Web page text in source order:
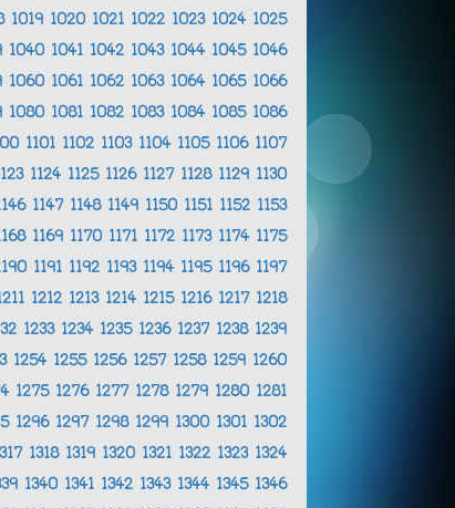
1019 1020 1021 1022 1023 1024 1025
1040 1041 1042 1043 1044 1045 1046
1060 1061 1062 1063 1064 1065 1066
1080 1081 1082 1083 1084 1085 1086
1101 1102 1103 1104 1105 1106 1107
1124 1125 1126 1127 1128 1129 1130
1147 1148 1149 1150 1151 1152 1153
1169 1170 1171 1172 1173 1174 1175
1191 1192 1193 1194 1195 1196 1197
1212 1213 1214 1215 1216 1217 1218
1233 1234 1235 1236 1237 1238 1239
1254 1255 1256 1257 1258 1259 1260
1275 1276 1277 1278 1279 1280 1281
1296 1297 1298 1299 1300 1301 1302
1318 1319 1320 1321 1322 1323 1324
1340 1341 1342 1343 1344 1345 1346